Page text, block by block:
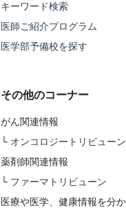
キーワード検索
医師ご紹介プログラム
医学部予備校を探す
その他のコーナー
がん関連情報
└ オンコロジートリビューン
薬剤師関連情報
└ ファーマトリビューン
医療や医学、健康情報を分